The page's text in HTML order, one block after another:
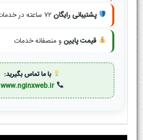
پشتیبانی رایگان۷۲ ساعته در خدمات
قیمت پایین و منصفانه خدمات
با ما تماس بگیرید:
www.nginxweb.ir